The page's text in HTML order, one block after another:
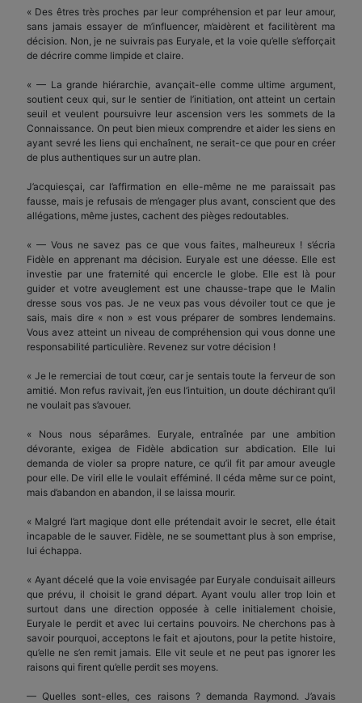
« Des êtres très proches par leur compréhension et par leur amour,
sans jamais essayer de m’influencer, m’aidèrent et facilitèrent ma
décision. Non, je ne suivrais pas Euryale, et la voie qu’elle s’efforçait
de décrire comme limpide et claire.
« — La grande hiérarchie, avançait-elle comme ultime argument,
soutient ceux qui, sur le sentier de l’initiation, ont atteint un certain
seuil et veulent poursuivre leur ascension vers les sommets de la
Connaissance. On peut bien mieux comprendre et aider les siens en
ayant sevré les liens qui enchaînent, ne serait-ce que pour en créer
de plus authentiques sur un autre plan.
J’acquiesçai, car l’affirmation en elle-même ne me paraissait pas
fausse, mais je refusais de m’engager plus avant, conscient que des
allégations, même justes, cachent des pièges redoutables.
« — Vous ne savez pas ce que vous faites, malheureux ! s’écria
Fidèle en apprenant ma décision. Euryale est une déesse. Elle est
investie par une fraternité qui encercle le globe. Elle est là pour
guider et votre aveuglement est une chausse-trape que le Malin
dresse sous vos pas. Je ne veux pas vous dévoiler tout ce que je
sais, mais dire « non » est vous préparer de sombres lendemains.
Vous avez atteint un niveau de compréhension qui vous donne une
responsabilité particulière. Revenez sur votre décision !
« Je le remerciai de tout cœur, car je sentais toute la ferveur de son
amitié. Mon refus ravivait, j’en eus l’intuition, un doute déchirant qu’il
ne voulait pas s’avouer.
« Nous nous séparâmes. Euryale, entraînée par une ambition
dévorante, exigea de Fidèle abdication sur abdication. Elle lui
demanda de violer sa propre nature, ce qu’il fit par amour aveugle
pour elle. De viril elle le voulait efféminé. Il céda même sur ce point,
mais d’abandon en abandon, il se laissa mourir.
« Malgré l’art magique dont elle prétendait avoir le secret, elle était
incapable de le sauver. Fidèle, ne se soumettant plus à son emprise,
lui échappa.
« Ayant décelé que la voie envisagée par Euryale conduisait ailleurs
que prévu, il choisit le grand départ. Ayant voulu aller trop loin et
surtout dans une direction opposée à celle initialement choisie,
Euryale le perdit et avec lui certains pouvoirs. Ne cherchons pas à
savoir pourquoi, acceptons le fait et ajoutons, pour la petite histoire,
qu’elle ne s’en remit jamais. Elle vit seule et ne peut pas ignorer les
raisons qui firent qu’elle perdit ses moyens.
— Quelles sont-elles, ces raisons ? demanda Raymond. J’avais